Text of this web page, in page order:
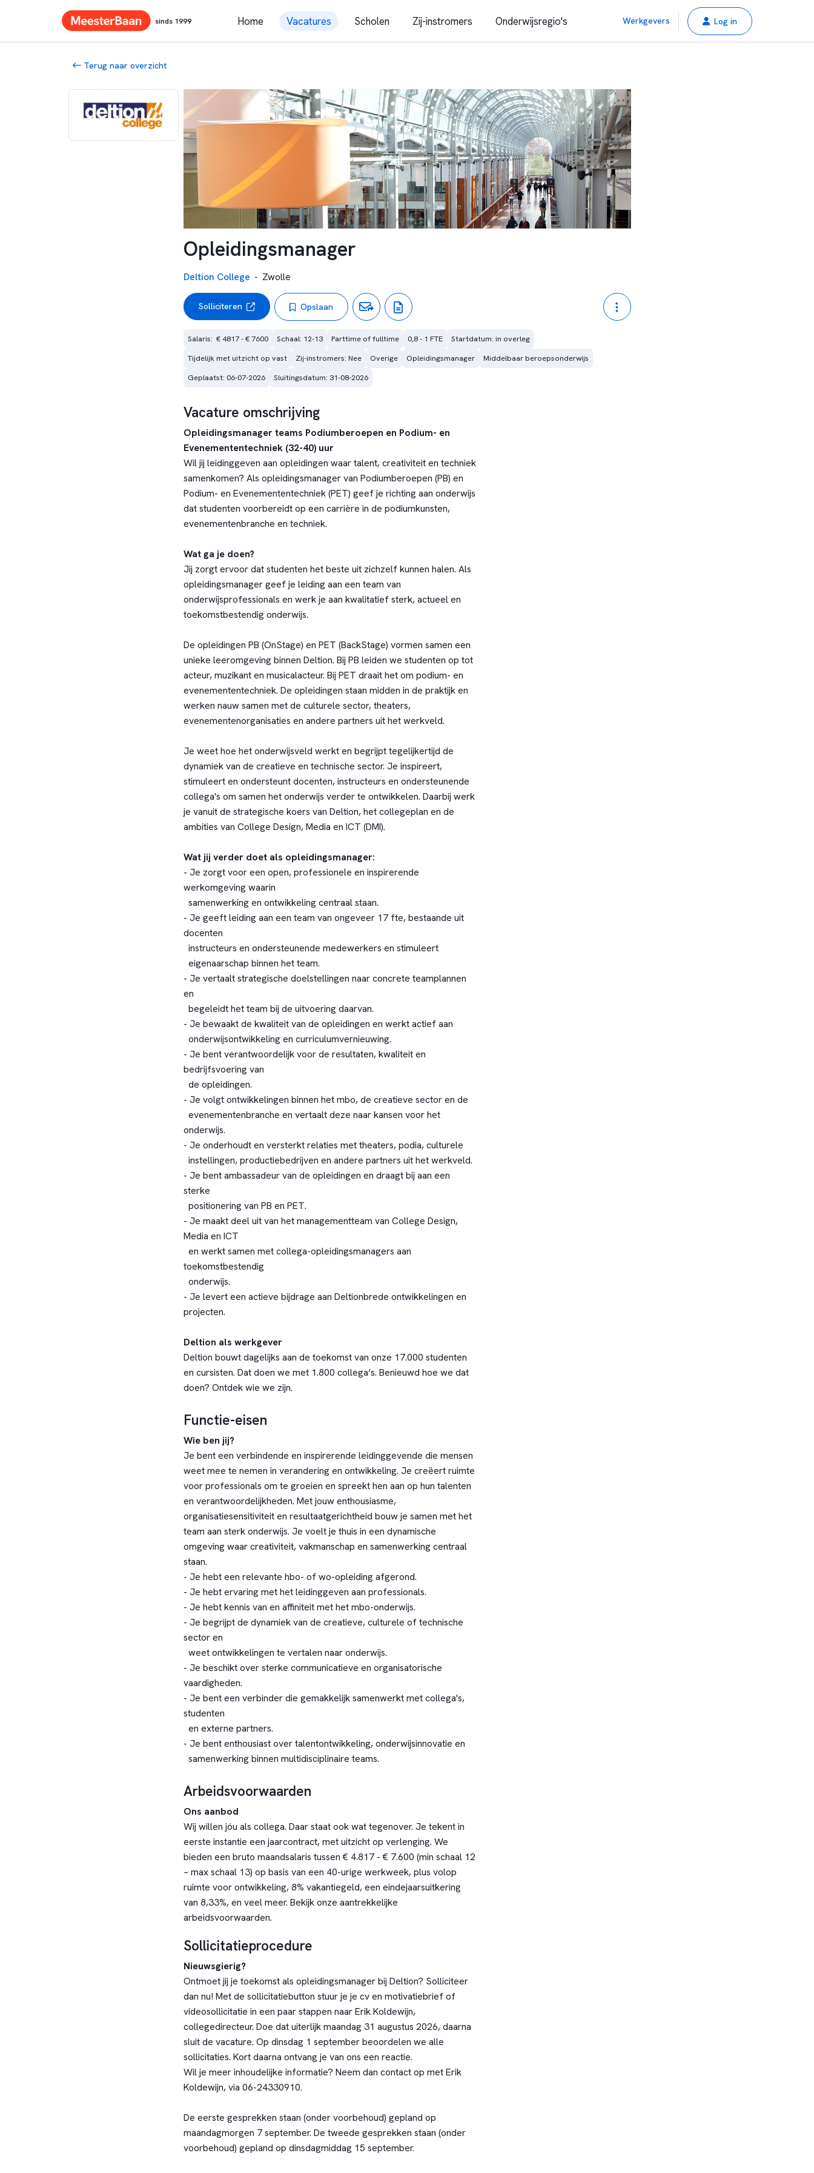
sinds 1999 Home Vacatures Scholen Zij-instromers Onderwijsregio's Werkgevers Log in
Terug naar overzicht
Opleidingsmanager
Deltion College - Zwolle
Solliciteren Opslaan
Salaris:  € 4817 - € 7600 Schaal: 12-13 Parttime of fulltime 0,8 - 1 FTE
Startdatum: in overleg
Tijdelijk met uitzicht op vast
Zij-instromers: Nee Overige Opleidingsmanager
Middelbaar beroepsonderwijs
Geplaatst: 06-07-2026
Sluitingsdatum: 31-08-2026
Vacature omschrijving
Opleidingsmanager teams Podiumberoepen en Podium- en
Evenemententechniek (32-40) uur
Wil jij leidinggeven aan opleidingen waar talent, creativiteit en techniek
samenkomen? Als opleidingsmanager van Podiumberoepen (PB) en
Podium- en Evenemententechniek (PET) geef je richting aan onderwijs
dat studenten voorbereidt op een carrière in de podiumkunsten,
evenementenbranche en techniek.
Wat ga je doen?
Jij zorgt ervoor dat studenten het beste uit zichzelf kunnen halen. Als
opleidingsmanager geef je leiding aan een team van
onderwijsprofessionals en werk je aan kwalitatief sterk, actueel en
toekomstbestendig onderwijs.
De opleidingen PB (OnStage) en PET (BackStage) vormen samen een
unieke leeromgeving binnen Deltion. Bij PB leiden we studenten op tot
acteur, muzikant en musicalacteur. Bij PET draait het om podium- en
evenemententechniek. De opleidingen staan midden in de praktijk en
werken nauw samen met de culturele sector, theaters,
evenementenorganisaties en andere partners uit het werkveld.
Je weet hoe het onderwijsveld werkt en begrijpt tegelijkertijd de
dynamiek van de creatieve en technische sector. Je inspireert,
stimuleert en ondersteunt docenten, instructeurs en ondersteunende
collega's om samen het onderwijs verder te ontwikkelen. Daarbij werk
je vanuit de strategische koers van Deltion, het collegeplan en de
ambities van College Design, Media en ICT (DMI).
Wat jij verder doet als opleidingsmanager:
- Je zorgt voor een open, professionele en inspirerende
werkomgeving waarin
samenwerking en ontwikkeling centraal staan.
- Je geeft leiding aan een team van ongeveer 17 fte, bestaande uit
docenten
instructeurs en ondersteunende medewerkers en stimuleert
eigenaarschap binnen het team.
- Je vertaalt strategische doelstellingen naar concrete teamplannen
en
begeleidt het team bij de uitvoering daarvan.
- Je bewaakt de kwaliteit van de opleidingen en werkt actief aan
onderwijsontwikkeling en curriculumvernieuwing.
- Je bent verantwoordelijk voor de resultaten, kwaliteit en
bedrijfsvoering van
de opleidingen.
- Je volgt ontwikkelingen binnen het mbo, de creatieve sector en de
evenementenbranche en vertaalt deze naar kansen voor het
onderwijs.
- Je onderhoudt en versterkt relaties met theaters, podia, culturele
instellingen, productiebedrijven en andere partners uit het werkveld.
- Je bent ambassadeur van de opleidingen en draagt bij aan een
sterke
positionering van PB en PET.
- Je maakt deel uit van het managementteam van College Design,
Media en ICT
en werkt samen met collega-opleidingsmanagers aan
toekomstbestendig
onderwijs.
- Je levert een actieve bijdrage aan Deltionbrede ontwikkelingen en
projecten.
Deltion als werkgever
Deltion bouwt dagelijks aan de toekomst van onze 17.000 studenten
en cursisten. Dat doen we met 1.800 collega’s. Benieuwd hoe we dat
doen? Ontdek wie we zijn.
Functie-eisen
Wie ben jij?
Je bent een verbindende en inspirerende leidinggevende die mensen
weet mee te nemen in verandering en ontwikkeling. Je creëert ruimte
voor professionals om te groeien en spreekt hen aan op hun talenten
en verantwoordelijkheden. Met jouw enthousiasme,
organisatiesensitiviteit en resultaatgerichtheid bouw je samen met het
team aan sterk onderwijs. Je voelt je thuis in een dynamische
omgeving waar creativiteit, vakmanschap en samenwerking centraal
staan.
- Je hebt een relevante hbo- of wo-opleiding afgerond.
- Je hebt ervaring met het leidinggeven aan professionals.
- Je hebt kennis van en affiniteit met het mbo-onderwijs.
- Je begrijpt de dynamiek van de creatieve, culturele of technische
sector en
weet ontwikkelingen te vertalen naar onderwijs.
- Je beschikt over sterke communicatieve en organisatorische
vaardigheden.
- Je bent een verbinder die gemakkelijk samenwerkt met collega's,
studenten
en externe partners.
- Je bent enthousiast over talentontwikkeling, onderwijsinnovatie en
samenwerking binnen multidisciplinaire teams.
Arbeidsvoorwaarden
Ons aanbod
Wij willen jóu als collega. Daar staat ook wat tegenover. Je tekent in
eerste instantie een jaarcontract, met uitzicht op verlenging. We
bieden een bruto maandsalaris tussen € 4.817 - € 7.600 (min schaal 12
– max schaal 13) op basis van een 40-urige werkweek, plus volop
ruimte voor ontwikkeling, 8% vakantiegeld, een eindejaarsuitkering
van 8,33%, en veel meer. Bekijk onze aantrekkelijke
arbeidsvoorwaarden.
Sollicitatieprocedure
Nieuwsgierig?
Ontmoet jij je toekomst als opleidingsmanager bij Deltion? Solliciteer
dan nu! Met de sollicitatiebutton stuur je je cv en motivatiebrief of
videosollicitatie in een paar stappen naar Erik Koldewijn,
collegedirecteur. Doe dat uiterlijk maandag 31 augustus 2026, daarna
sluit de vacature. Op dinsdag 1 september beoordelen we alle
sollicitaties. Kort daarna ontvang je van ons een reactie.
Wil je meer inhoudelijke informatie? Neem dan contact op met Erik
Koldewijn, via 06-24330910.
De eerste gesprekken staan (onder voorbehoud) gepland op
maandagmorgen 7 september. De tweede gesprekken staan (onder
voorbehoud) gepland op dinsdagmiddag 15 september.